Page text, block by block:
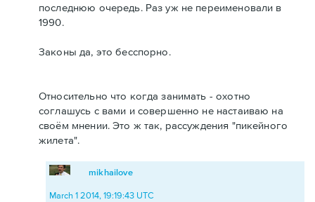
последнюю очередь. Раз уж не переименовали в
1990.
Законы да, это бесспорно.
Относительно что когда занимать - охотно
соглашусь с вами и совершенно не настаиваю на
своём мнении. Это ж так, рассуждения "пикейного
жилета".
mikhailove
March 1 2014, 19:19:43 UTC